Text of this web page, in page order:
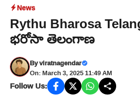
News
Rythu Bharosa
భరోసా తెలంగాణ
Byviratnagendar
On: March 3, 2025 11:49 AM
Follow Us: